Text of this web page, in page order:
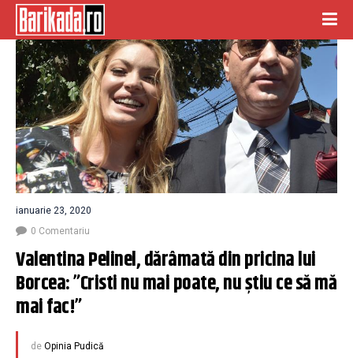
ianuarie 23, 2020
0 Comentariu
Valentina Pelinel, dărâmată din pricina lui
Borcea: ”Cristi nu mai poate, nu știu ce să mă
mai fac!”
de Opinia Pudică